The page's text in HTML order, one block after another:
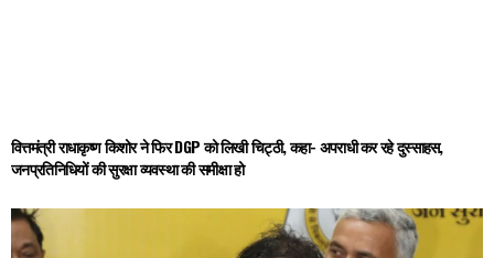
वित्तमंत्री राधाकृष्ण किशोर ने फिर DGP को लिखी चिट्ठी, कहा- अपराधी कर रहे दुस्साहस,
जनप्रतिनिधियों की सुरक्षा व्यवस्था की समीक्षा हो